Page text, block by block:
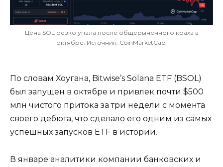
Цена SOL резко упала после общерыночного краха в
октябре. Источник: CoinMarketCap.
По словам Хоугана, Bitwise’s Solana ETF (BSOL)
был запущен в октябре и привлек почти $500
млн чистого притока за три недели с момента
своего дебюта, что сделало его одним из самых
успешных запусков ETF в истории.
В январе аналитики компании банковских и